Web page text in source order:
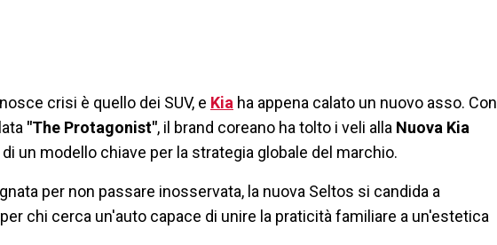
crisi è quello dei SUV, e Kia ha appena calato un nuovo asso. Con
"The Protagonist", il brand coreano ha tolto i veli alla Nuova Kia
un modello chiave per la strategia globale del marchio.
per non passare inosservata, la nuova Seltos si candida a
chi cerca un'auto capace di unire la praticità familiare a un'estetica